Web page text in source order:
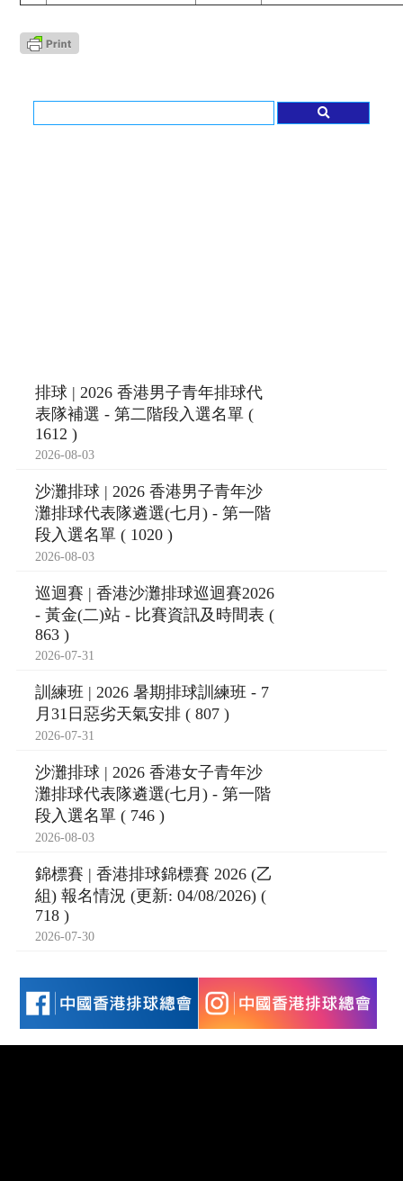
排球 | 2026 香港男子青年排球代
表隊補選 - 第二階段入選名單 (
1612 )
2026-08-03
沙灘排球 | 2026 香港男子青年沙
灘排球代表隊遴選(七月) - 第一階
段入選名單 ( 1020 )
2026-08-03
巡迴賽 | 香港沙灘排球巡迴賽2026
- 黃金(二)站 - 比賽資訊及時間表 (
863 )
2026-07-31
訓練班 | 2026 暑期排球訓練班 - 7
月31日惡劣天氣安排 ( 807 )
2026-07-31
沙灘排球 | 2026 香港女子青年沙
灘排球代表隊遴選(七月) - 第一階
段入選名單 ( 746 )
2026-08-03
錦標賽 | 香港排球錦標賽 2026 (乙
組) 報名情況 (更新: 04/08/2026) (
718 )
2026-07-30